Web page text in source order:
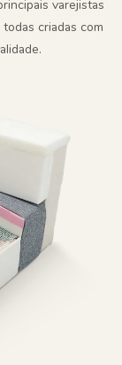
varejistas
criadas com